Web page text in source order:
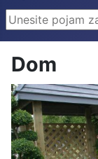
Search ...
Dom